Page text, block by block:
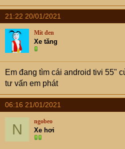
21:22 20/01/2021
Mít đen
Xe tăng
Em đang tìm cái android tivi 55"
tư vấn em phát
06:16 21/01/2021
N ngobeo
Xe hơi